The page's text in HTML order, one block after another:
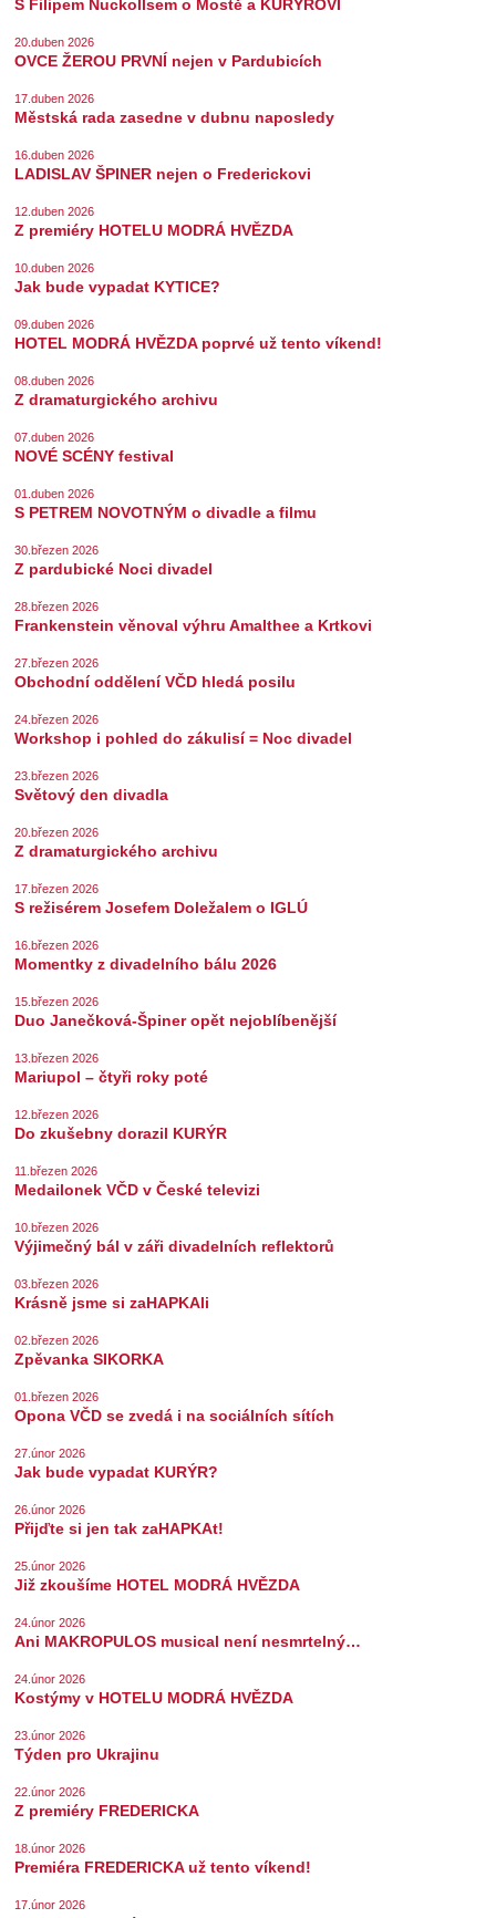
S Filipem Nuckollsem o Mostě a KURÝROVI
20.duben 2026
OVCE ŽEROU PRVNÍ nejen v Pardubicích
17.duben 2026
Městská rada zasedne v dubnu naposledy
16.duben 2026
LADISLAV ŠPINER nejen o Frederickovi
12.duben 2026
Z premiéry HOTELU MODRÁ HVĚZDA
10.duben 2026
Jak bude vypadat KYTICE?
09.duben 2026
HOTEL MODRÁ HVĚZDA poprvé už tento víkend!
08.duben 2026
Z dramaturgického archivu
07.duben 2026
NOVÉ SCÉNY festival
01.duben 2026
S PETREM NOVOTNÝM o divadle a filmu
30.březen 2026
Z pardubické Noci divadel
28.březen 2026
Frankenstein věnoval výhru Amalthee a Krtkovi
27.březen 2026
Obchodní oddělení VČD hledá posilu
24.březen 2026
Workshop i pohled do zákulisí = Noc divadel
23.březen 2026
Světový den divadla
20.březen 2026
Z dramaturgického archivu
17.březen 2026
S režisérem Josefem Doležalem o IGLÚ
16.březen 2026
Momentky z divadelního bálu 2026
15.březen 2026
Duo Janečková-Špiner opět nejoblíbenější
13.březen 2026
Mariupol – čtyři roky poté
12.březen 2026
Do zkušebny dorazil KURÝR
11.březen 2026
Medailonek VČD v České televizi
10.březen 2026
Výjimečný bál v záři divadelních reflektorů
03.březen 2026
Krásně jsme si zaHAPKAli
02.březen 2026
Zpěvanka SIKORKA
01.březen 2026
Opona VČD se zvedá i na sociálních sítích
27.únor 2026
Jak bude vypadat KURÝR?
26.únor 2026
Přijďte si jen tak zaHAPKAt!
25.únor 2026
Již zkoušíme HOTEL MODRÁ HVĚZDA
24.únor 2026
Ani MAKROPULOS musical není nesmrtelný…
24.únor 2026
Kostýmy v HOTELU MODRÁ HVĚZDA
23.únor 2026
Týden pro Ukrajinu
22.únor 2026
Z premiéry FREDERICKA
18.únor 2026
Premiéra FREDERICKA už tento víkend!
17.únor 2026